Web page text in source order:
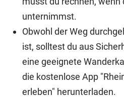
unternimmst.
Obwohl der Weg
ist, solltest du aus
eine geeignete
die kostenlose App
erleben" herunterladen.